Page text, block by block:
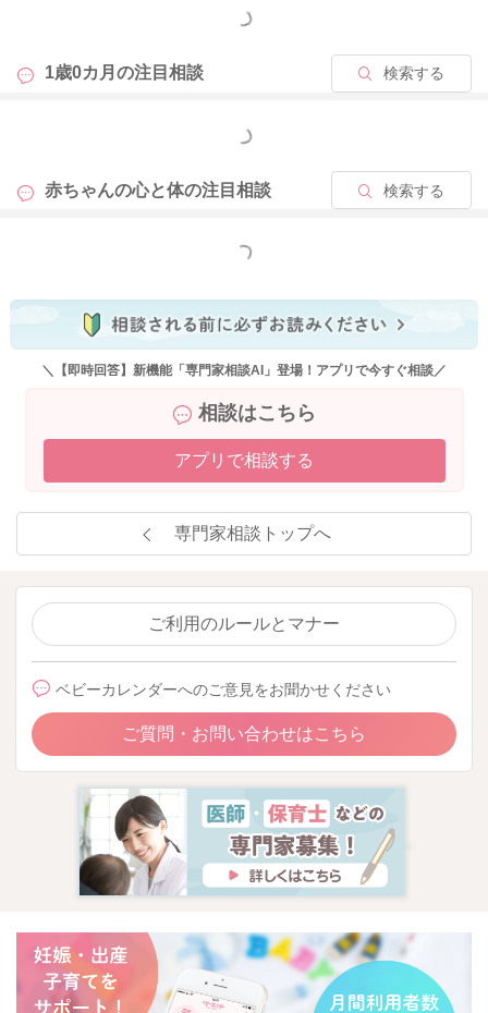
もっと見る
1歳0カ月の注目相談 検索する
もっと見る
赤ちゃんの心と体の注目相談 検索する
もっと見る
＼【即時回答】新機能「専門家相談AI」登場！アプリで今すぐ相談／
相談はこちら
アプリで相談する
専門家相談トップへ
ご利用のルールとマナー
ベビーカレンダーへのご意見をお聞かせください
ご質問・お問い合わせはこちら